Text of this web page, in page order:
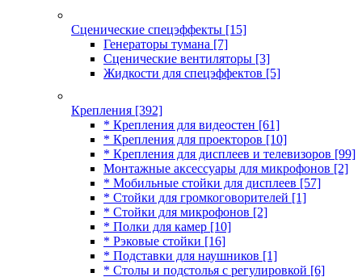
Сценические спецэффекты [15]
Генераторы тумана [7]
Сценические вентиляторы [3]
Жидкости для спецэффектов [5]
Крепления [392]
* Крепления для видеостен [61]
* Крепления для проекторов [10]
* Крепления для дисплеев и телевизоров [99]
Монтажные аксессуары для микрофонов [2]
* Мобильные стойки для дисплеев [57]
* Стойки для громкоговорителей [1]
* Стойки для микрофонов [2]
* Полки для камер [10]
* Рэковые стойки [16]
* Подставки для наушников [1]
* Столы и подстолья с регулировкой [6]